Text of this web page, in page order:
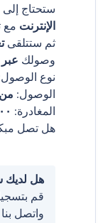
ستحتاج
الإنترنت مع
ثم ستتلقى
وصولك عبر
نوع
الوصول: من ١٥:٠٠
المغادرة:
هل تصل
هل
قم
واتصل